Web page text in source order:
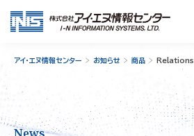
アイ・エヌ情報センター お知らせ 商品 Relations